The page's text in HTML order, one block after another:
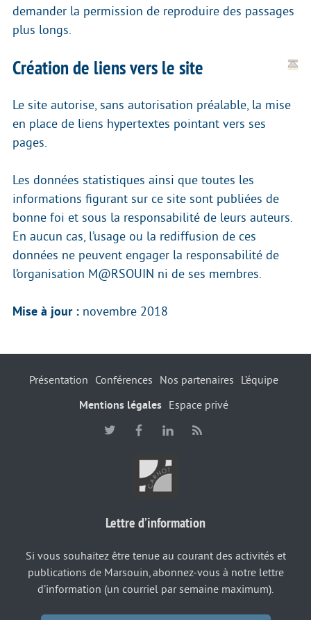
demander la permission de reproduire des passages
plus longs.
Création de liens vers le site
Le site autorise, sans autorisation préalable, la mise
en place de liens hypertextes pointant vers ses
pages.
Les données statistiques ainsi que toutes les
informations figurant sur ce site sont publiées de
bonne foi et sous la responsabilité de leurs auteurs.
En aucun cas, l’usage ou la rediffusion de ces
données ne peuvent engager la responsabilité de
l’organisation M@RSOUIN ni de ses membres.
Mise à jour : novembre 2018
Présentation Conférences Nos partenaires
L’équipe
Mentions légales
Espace privé
Lettre d’information
Si vous souhaitez être tenue au courant des activités et
publications de Marsouin, abonnez-vous à notre lettre
d’information (un courriel par semaine maximum).